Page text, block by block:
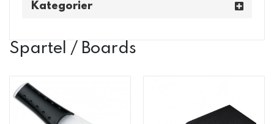
Kategorier
Spartel / Boards